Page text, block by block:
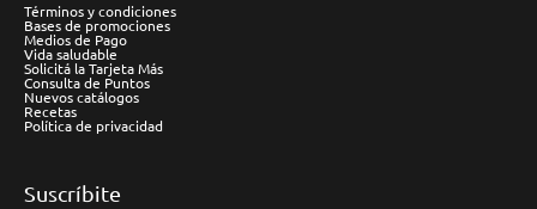
Términos y condiciones
Bases de promociones
Medios de Pago
Vida saludable
Solicitá la Tarjeta Más
Consulta de Puntos
Nuevos catálogos
Recetas
Política de privacidad
Suscríbite